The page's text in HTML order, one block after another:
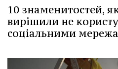
10 знаменитостей,
вирішили не
соціальними